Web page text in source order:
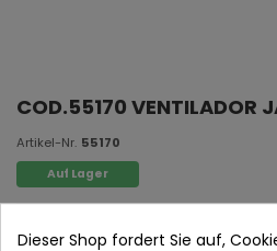
COD.55170 VENTILADOR
Artikel-Nr. 55170
Auf Lager
Ventilatoren
Dieser Shop fordert Sie auf,